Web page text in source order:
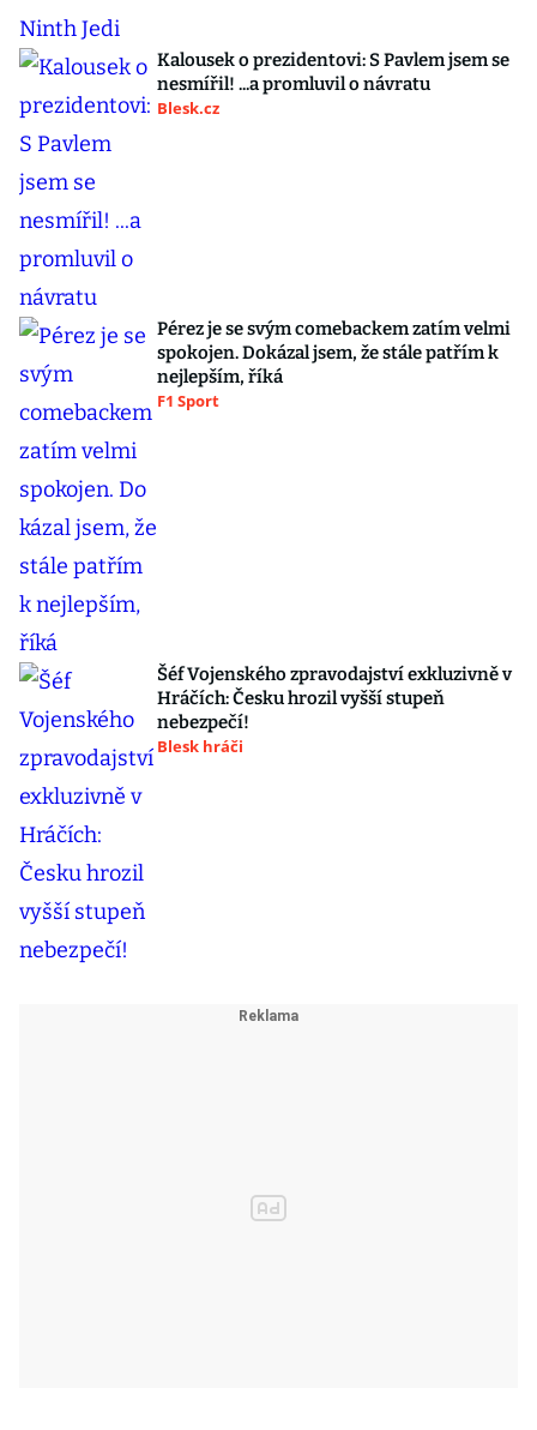
Kalousek o prezidentovi: S Pavlem jsem se
nesmířil! ...a promluvil o návratu
Blesk.cz
Pérez je se svým comebackem zatím velmi
spokojen. Dokázal jsem, že stále patřím k
nejlepším, říká
F1 Sport
Šéf Vojenského zpravodajství exkluzivně v
Hráčích: Česku hrozil vyšší stupeň
nebezpečí!
Blesk hráči